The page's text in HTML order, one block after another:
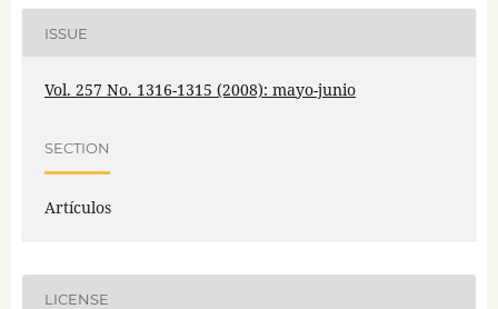
ISSUE
Vol. 257 No. 1316-1315 (2008): mayo-junio
SECTION
Artículos
LICENSE